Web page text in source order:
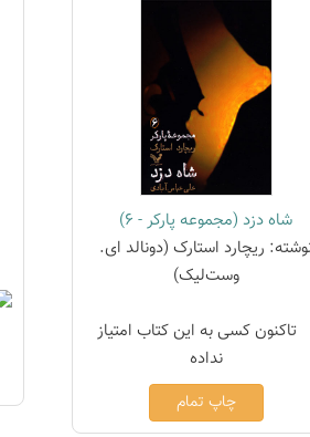
شاه دزد (مجموعه پارکر - 6)
ریچارد استارک (دونالد ای.
وست‌لیک)
چاپ تمام